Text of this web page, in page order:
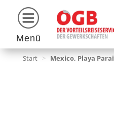
Menü
Start > Mexico, Playa